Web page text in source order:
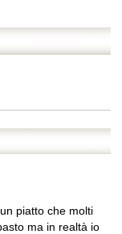
piatto che molti
ma in realtà io